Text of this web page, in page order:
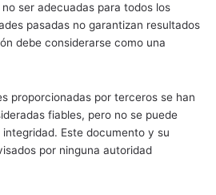
ser adecuadas para todos los
pasadas no garantizan resultados
debe considerarse como una
proporcionadas por terceros se han
fiables, pero no se puede
Este documento y su
por ninguna autoridad